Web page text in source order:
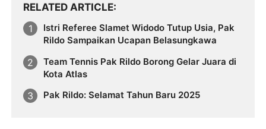
RELATED ARTICLE
Istri Referee Slamet Widodo Tutup Usia, Pak
Rildo Sampaikan Ucapan Belasungkawa
Team Tennis Pak Rildo Borong Gelar Juara di
Kota Atlas
Pak Rildo: Selamat Tahun Baru 2025